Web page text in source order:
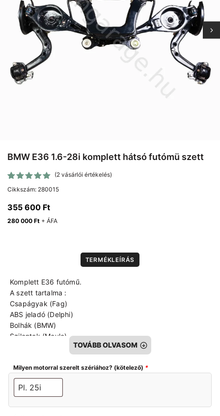
BMW E36 1.6-28i komplett hátsó futómü szett
Értékelés
5.00az
2
értékelés
(2 vásárlói értékelés)
Cikkszám: 280015
355 600 Ft
280 000 Ft + ÁFA
TERMÉKLEÍRÁS
Komplett E36 futómű.
A szett tartalma :
Csapágyak (Fag)
ABS jeladó (Delphi)
Bolhák (BMW)
Szilentek (Meyle)
Csavarkészlet
Porfestett futómü szett
Készre szerelve, asztalon összerakva
TOVÁBB OLVASOM
Milyen motorral szerelt szériához? (kötelező) *